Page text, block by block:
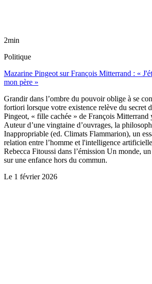
2min
Politique
Mazarine Pingeot sur François Mitterrand : «
mon père »
Grandir dans l’ombre du pouvoir oblige à se
fortiori lorsque votre existence relève du secret
Pingeot, « fille cachée » de François Mitterrand
Auteur d’une vingtaine d’ouvrages, la
Inappropriable (ed. Climats Flammarion), un
relation entre l’homme et l'intelligence
Rebecca Fitoussi dans l’émission Un monde,
sur une enfance hors du commun.
Le 1 février 2026